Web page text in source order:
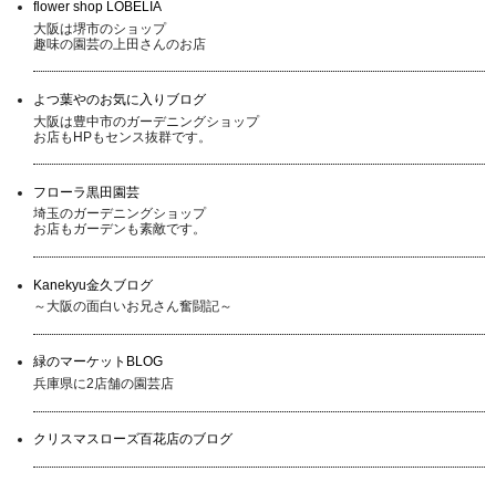
flower shop LOBELIA
大阪は堺市のショップ
趣味の園芸の上田さんのお店
よつ葉やのお気に入りブログ
大阪は豊中市のガーデニングショップ
お店もHPもセンス抜群です。
フローラ黒田園芸
埼玉のガーデニングショップ
お店もガーデンも素敵です。
Kanekyu金久ブログ
～大阪の面白いお兄さん奮闘記～
緑のマーケットBLOG
兵庫県に2店舗の園芸店
クリスマスローズ百花店のブログ